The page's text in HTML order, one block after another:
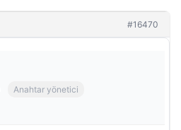
#16470
Anahtar yönetici